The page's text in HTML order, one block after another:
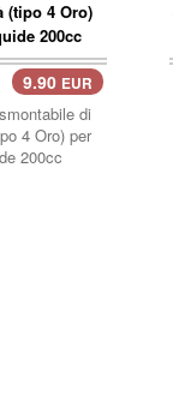
9.90 EUR
di
4 Oro) per
200cc